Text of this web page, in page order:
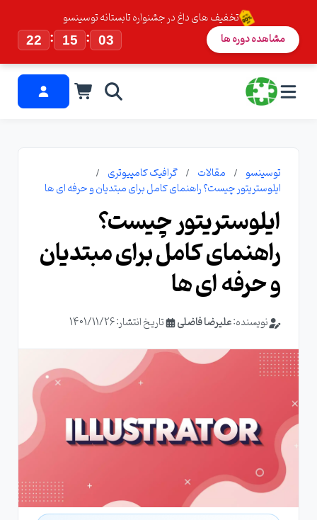
تخفیف های داغ در جشنواره تابستانه توسینسو
22
: 15 : 02 مشاهده دوره ها
توسینسو مقالات
گرافیک کامپیوتری
ایلوستریتور چیست؟ راهنمای کامل برای مبتدیان و حرفه ای ها
ایلوستریتور چیست؟
راهنمای کامل برای مبتدیان
و حرفه ای ها
نویسنده:علیرضا فاضلی تاریخ انتشار: 1401/11/26